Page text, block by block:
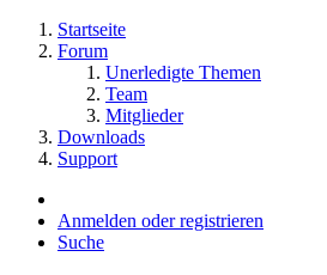
Startseite
Forum
Unerledigte Themen
Team
Mitglieder
Downloads
Support
Anmelden oder registrieren
Suche